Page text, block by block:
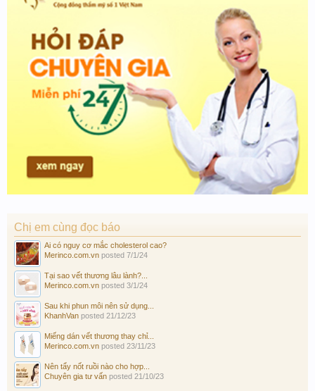
Chị em cùng đọc báo
Ai có nguy cơ mắc cholesterol cao?
Merinco.com.vn posted 7/1/24
Tại sao vết thương lâu lành?...
Merinco.com.vn posted 3/1/24
Sau khi phun môi nên sử dụng...
KhanhVan posted 21/12/23
Miếng dán vết thương thay chỉ...
Merinco.com.vn posted 23/11/23
Nên tẩy nốt ruồi nào cho hợp...
Chuyên gia tư vấn posted 21/10/23